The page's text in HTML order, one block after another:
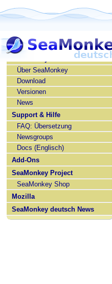
SeaMonkey deutsch
Über SeaMonkey
Download
Versionen
News
Support & Hilfe
FAQ: Übersetzung
Newsgroups
Docs (Englisch)
Add-Ons
SeaMonkey Project
SeaMonkey Shop
Mozilla
SeaMonkey deutsch News